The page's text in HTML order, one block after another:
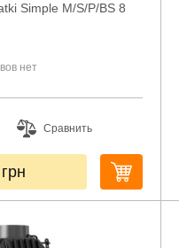
Simple M/S/P/BS 8
нет
Сравнить
грн